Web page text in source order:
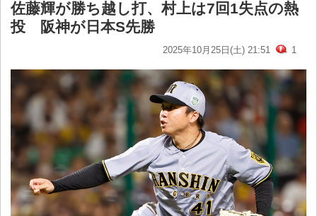
佐藤輝が勝ち越し打、村上は7回1失点の熱
投 阪神が日本S先勝
2025年10月25日(土) 21:51 1